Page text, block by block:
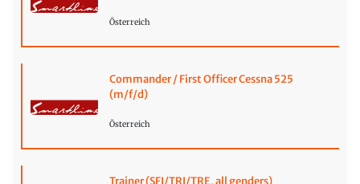
Österreich
Commander / First Officer Cessna 525
(m/f/d)
Österreich
Trainer (SFI/TRI/TRE, all genders)